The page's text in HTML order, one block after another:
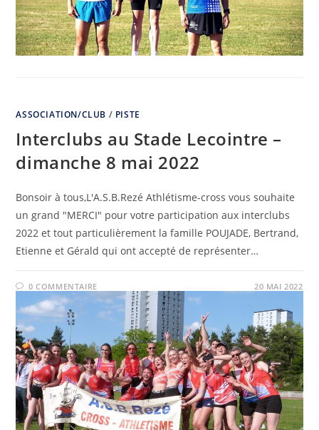
ASSOCIATION/CLUB / PISTE
Interclubs au Stade Lecointre –
dimanche 8 mai 2022
Bonsoir à tous,L'A.S.B.Rezé Athlétisme-cross vous souhaite
un grand "MERCI" pour votre participation aux interclubs
2022 et tout particulièrement la famille POUJADE, Bertrand,
Etienne et Gérald qui ont accepté de représenter…
0 COMMENTAIRE 20 MAI 2022